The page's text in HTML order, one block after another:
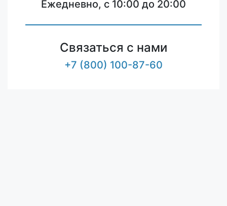
Ежедневно, с 10:00 до 20:00
Связаться с нами
+7 (800) 100-87-60